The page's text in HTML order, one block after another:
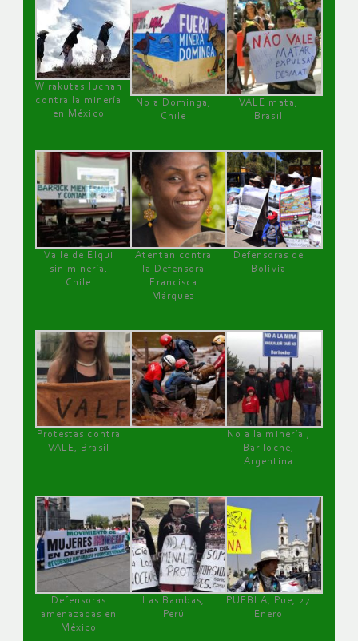
Wirakutas luchan
contra la minería
en México
No a Dominga,
Chile
VALE mata,
Brasil
Valle de Elqui
sin minería.
Chile
Atentan contra
la Defensora
Francisca
Márquez
Defensoras de
Bolivia
Protestas contra
VALE, Brasil
No a la minería ,
Bariloche,
Argentina
Defensoras
amenazadas en
México
Las Bambas,
Perú
PUEBLA, Pue, 27
Enero